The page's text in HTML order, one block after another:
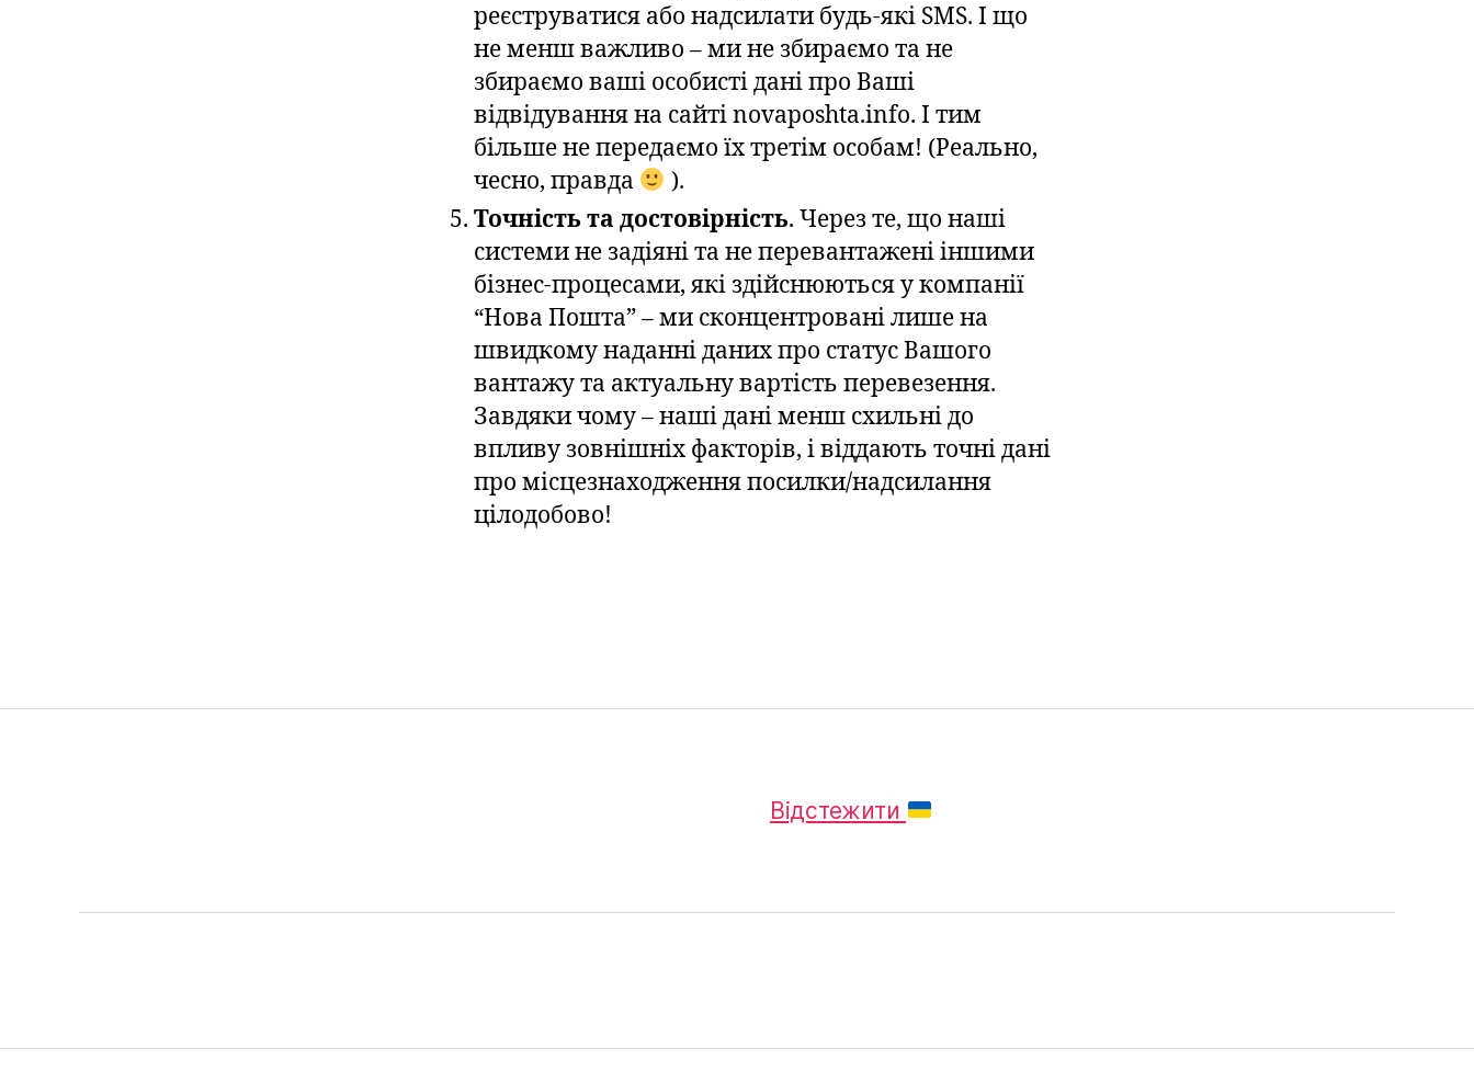
реєструватися або надсилати будь-які SMS. І що
не менш важливо – ми не збираємо та не
збираємо ваші особисті дані про Ваші
відвідування на сайті novaposhta.info. І тим
більше не передаємо їх третім особам! (Реально,
чесно, правда
).
Точність та достовірність. Через те, що наші
системи не задіяні та не перевантажені іншими
бізнес-процесами, які здійснюються у компанії
“Нова Пошта” – ми сконцентровані лише на
швидкому наданні даних про статус Вашого
вантажу та актуальну вартість перевезення.
Завдяки чому – наші дані менш схильні до
впливу зовнішніх факторів, і віддають точні дані
про місцезнаходження посилки/надсилання
цілодобово!
Відстежити